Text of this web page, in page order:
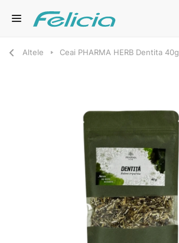
Altele Ceai PHARMA HERB Dentita 40g